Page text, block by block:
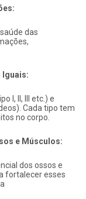
das
Iguais:
I, II, III etc.) e
Cada tipo tem
no corpo.
e Músculos:
dos ossos e
fortalecer esses